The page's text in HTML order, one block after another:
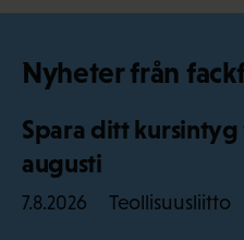
Nyheter från
Spara ditt kursintyg
augusti
7.8.2026 Teollisuusliitto